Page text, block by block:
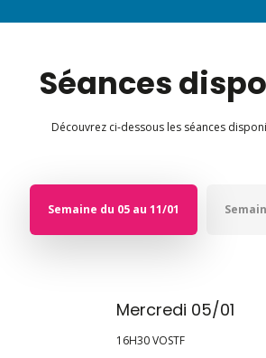
Séances
Découvrez ci-dessous les séances
Semaine du 05 au 11/01
Mercredi 05/01
16H30 VOSTF